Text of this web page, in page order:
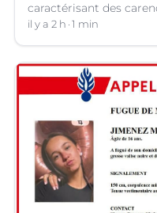
caractérisant des
parquet.
il y a 2 h 1 min